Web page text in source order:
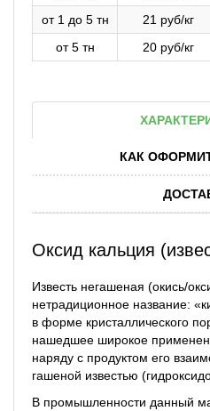
от 1 до 5 тн
21 руб/кг
от 5 тн
20 руб/кг
КАК
Оксид кальция
Известь негашеная (окись/
нетрадиционное название:
в форме кристаллического
нашедшее широкое
наряду с продуктом его
гашеной известью
В промышленности данный